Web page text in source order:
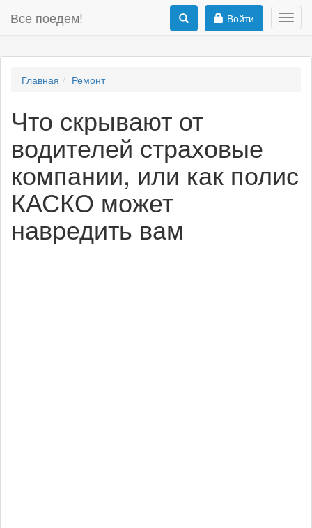
Все поедем! Войти
Главная Ремонт
Что скрывают от
водителей страховые
компании, или как полис
КАСКО может
навредить вам